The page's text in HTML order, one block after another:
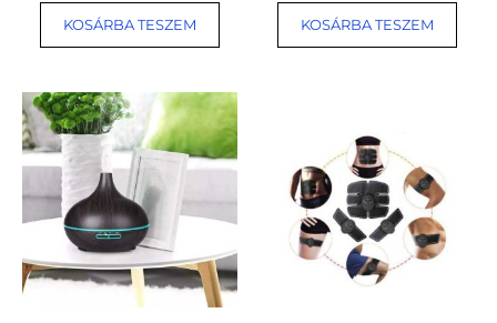
KOSÁRBA TESZEM KOSÁRBA TESZEM